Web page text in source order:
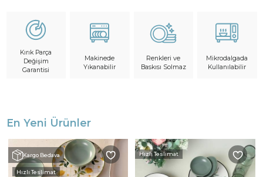
Kırık Parça
Değişim
Garantisi
Makinede
Yıkanabilir
Renkleri ve
Baskısı Solmaz
Mikrodalgada
Kullanılabilir
En Yeni Ürünler
Kargo Bedava
Hızlı Teslimat
Hızlı Teslimat